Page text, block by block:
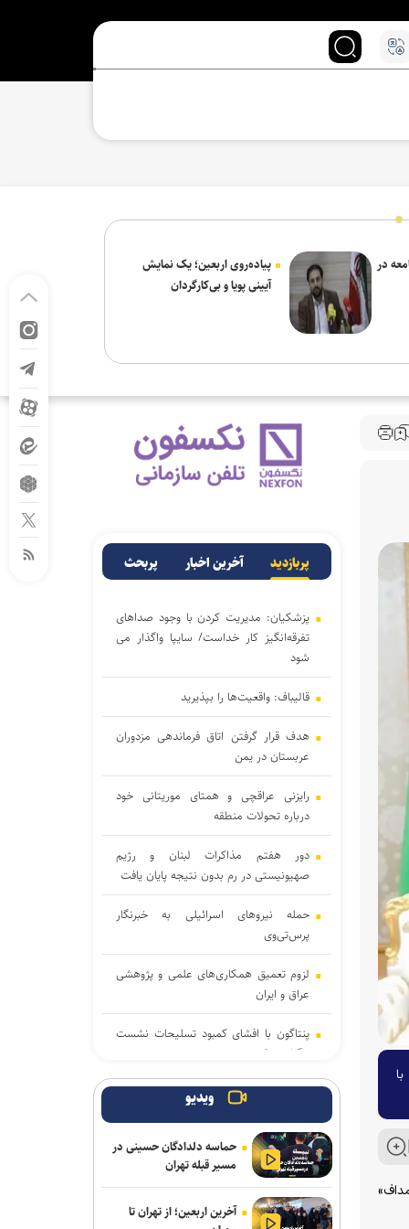
در
پیاده‌روی اربعین؛ یک نمایش
آیینی پویا و بی‌کارگردان
پربازدید آخرین اخبار پربحث
پزشکیان: مدیریت کردن با وجود صداهای
تفرقه‌انگیز کار خداست/ سایپا واگذار می
شود
قالیباف: واقعیت‌ها را بپذیرید
هدف قرار گرفتن اتاق‌ فرماندهی مزدوران
عربستان در یمن
رایزنی عراقچی و همتای موریتانی خود
درباره تحولات منطقه
دور هفتم مذاکرات لبنان و رژیم
صهیونیستی در رم بدون نتیجه پایان یافت
حمله نیروهای اسرائیلی به خبرنگار
پرس‌تی‌وی
لزوم تعمیق همکاری‌های علمی و پژوهشی
عراق و ایران
پنتاگون با افشای کمبود تسلیحات نشست
برگزار می‌کند
انفجار در حومه دمشق چند کشته و زخمی
برگزاری مجمع آژانس انرژی اتمی اوایل
شهریور در آمریکا
یمن: نقشه عربستان برای حمله به صنعاء را
ویدیو
حماسه دلدادگان حسینی در
مسیر قبله تهران
آخرین اربعین؛ از تهران تا